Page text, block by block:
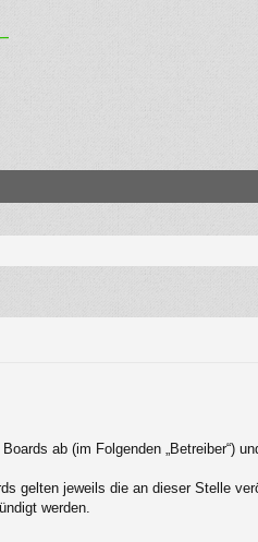
ab (im Folgenden „Betreiber“)
gelten jeweils die an dieser Stelle
werden.